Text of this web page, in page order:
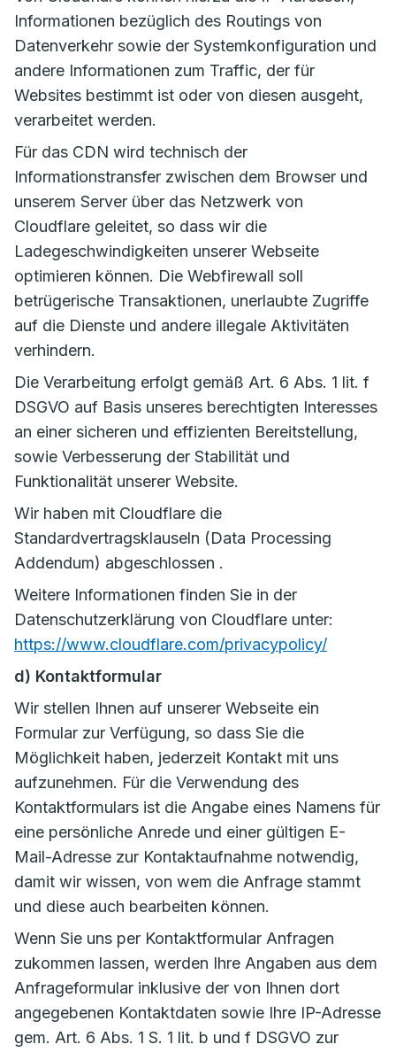
Informationen bezüglich des Routings von
Datenverkehr sowie der Systemkonfiguration und
andere Informationen zum Traffic, der für
Websites bestimmt ist oder von diesen ausgeht,
verarbeitet werden.
Für das CDN wird technisch der
Informationstransfer zwischen dem Browser und
unserem Server über das Netzwerk von
Cloudflare geleitet, so dass wir die
Ladegeschwindigkeiten unserer Webseite
optimieren können. Die Webfirewall soll
betrügerische Transaktionen, unerlaubte Zugriffe
auf die Dienste und andere illegale Aktivitäten
verhindern.
Die Verarbeitung erfolgt gemäß Art. 6 Abs. 1 lit. f
DSGVO auf Basis unseres berechtigten Interesses
an einer sicheren und effizienten Bereitstellung,
sowie Verbesserung der Stabilität und
Funktionalität unserer Website.
Wir haben mit Cloudflare die
Standardvertragsklauseln (Data Processing
Addendum) abgeschlossen .
Weitere Informationen finden Sie in der
Datenschutzerklärung von Cloudflare unter:
https://www.cloudflare.com/privacypolicy/
d) Kontaktformular
Wir stellen Ihnen auf unserer Webseite ein
Formular zur Verfügung, so dass Sie die
Möglichkeit haben, jederzeit Kontakt mit uns
aufzunehmen. Für die Verwendung des
Kontaktformulars ist die Angabe eines Namens für
eine persönliche Anrede und einer gültigen E-
Mail-Adresse zur Kontaktaufnahme notwendig,
damit wir wissen, von wem die Anfrage stammt
und diese auch bearbeiten können.
Wenn Sie uns per Kontaktformular Anfragen
zukommen lassen, werden Ihre Angaben aus dem
Anfrageformular inklusive der von Ihnen dort
angegebenen Kontaktdaten sowie Ihre IP-Adresse
gem. Art. 6 Abs. 1 S. 1 lit. b und f DSGVO zur